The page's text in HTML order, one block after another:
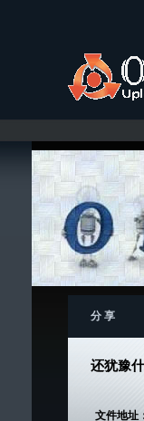
分 享
还犹豫
文件地址